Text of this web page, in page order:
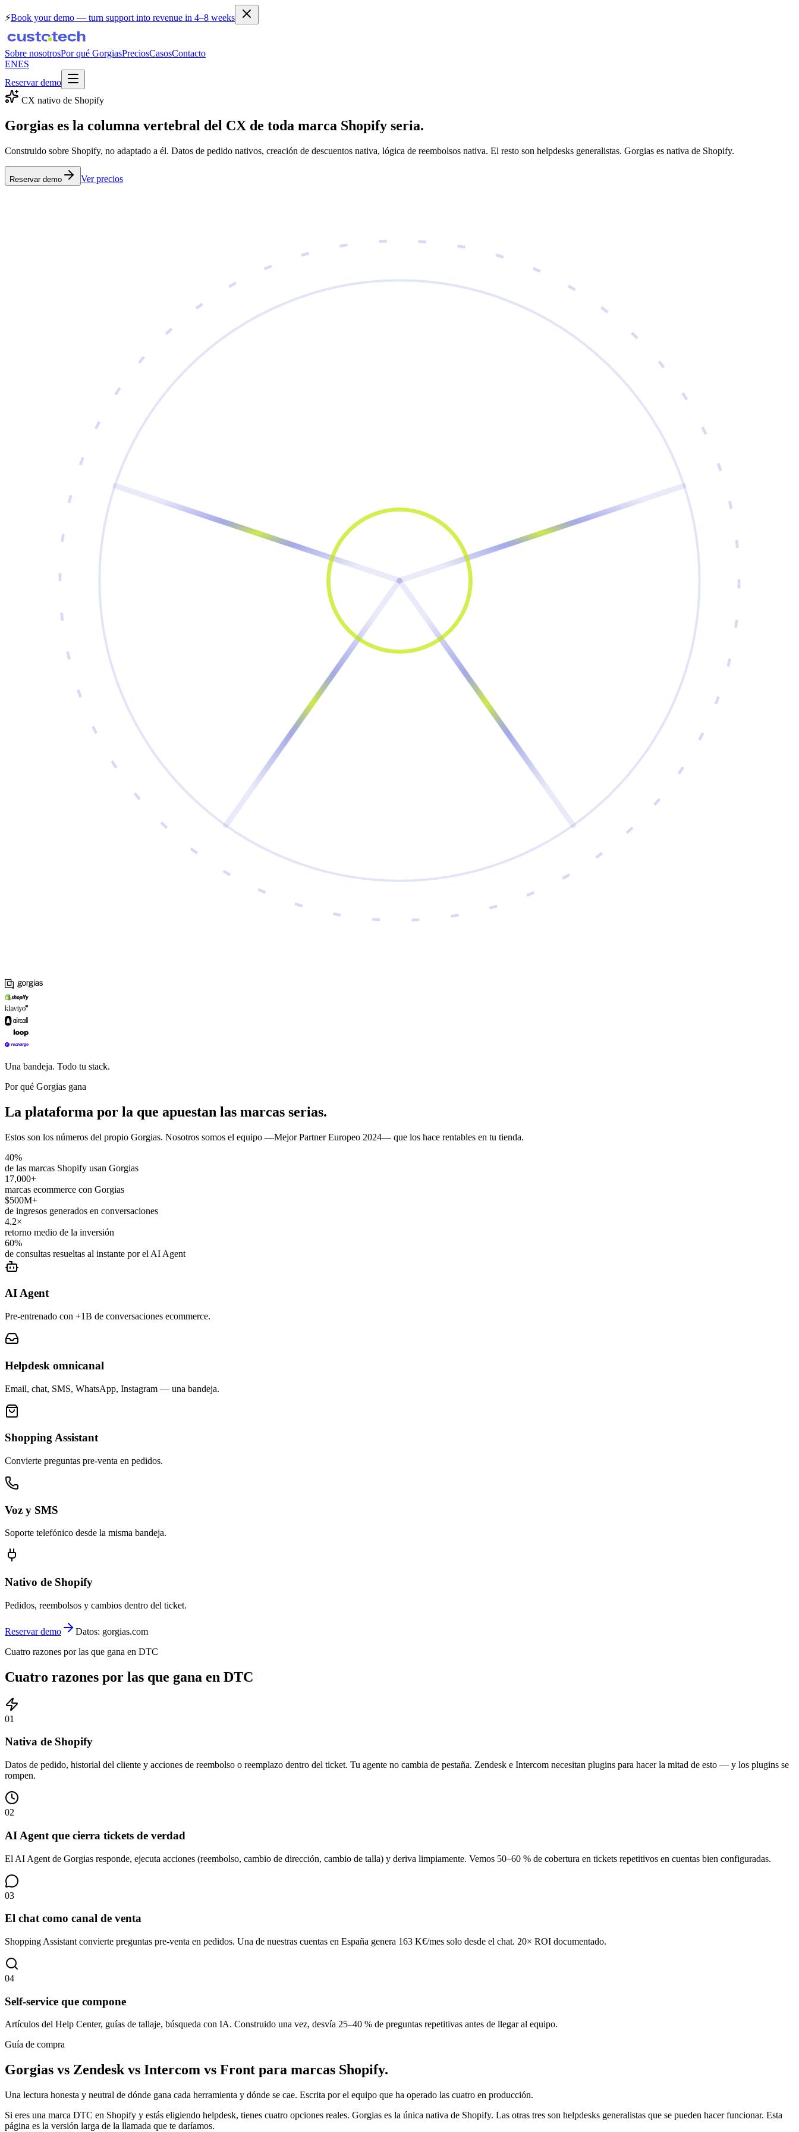
⚡Book your demo — turn support into revenue in 4–8 weeks
Sobre nosotrosPor qué GorgiasPreciosCasosContacto
ENES
Reservar demo
CX nativo de Shopify
Gorgias es la columna vertebral del CX de toda marca Shopify seria.
Construido sobre Shopify, no adaptado a él. Datos de pedido nativos, creación de descuentos nativa, lógica de reembolsos nativa. El resto son helpdesks generalistas. Gorgias es nativa de Shopify.
Reservar demo Ver precios
Una bandeja. Todo tu stack.
Por qué Gorgias gana
La plataforma por la que apuestan las marcas serias.
Estos son los números del propio Gorgias. Nosotros somos el equipo —Mejor Partner Europeo 2024— que los hace rentables en tu tienda.
40%
de las marcas Shopify usan Gorgias
17,000+
marcas ecommerce con Gorgias
$500M+
de ingresos generados en conversaciones
4.2×
retorno medio de la inversión
60%
de consultas resueltas al instante por el AI Agent
AI Agent
Pre-entrenado con +1B de conversaciones ecommerce.
Helpdesk omnicanal
Email, chat, SMS, WhatsApp, Instagram — una bandeja.
Shopping Assistant
Convierte preguntas pre-venta en pedidos.
Voz y SMS
Soporte telefónico desde la misma bandeja.
Nativo de Shopify
Pedidos, reembolsos y cambios dentro del ticket.
Reservar demo
Datos: gorgias.com
Cuatro razones por las que gana en DTC
Cuatro razones por las que gana en DTC
01
Nativa de Shopify
Datos de pedido, historial del cliente y acciones de reembolso o reemplazo dentro del ticket. Tu agente no cambia de pestaña. Zendesk e Intercom necesitan plugins para hacer la mitad de esto — y los plugins se
rompen.
02
AI Agent que cierra tickets de verdad
El AI Agent de Gorgias responde, ejecuta acciones (reembolso, cambio de dirección, cambio de talla) y deriva limpiamente. Vemos 50–60 % de cobertura en tickets repetitivos en cuentas bien configuradas.
03
El chat como canal de venta
Shopping Assistant convierte preguntas pre-venta en pedidos. Una de nuestras cuentas en España genera 163 K€/mes solo desde el chat. 20× ROI documentado.
04
Self-service que compone
Artículos del Help Center, guías de tallaje, búsqueda con IA. Construido una vez, desvía 25–40 % de preguntas repetitivas antes de llegar al equipo.
Guía de compra
Gorgias vs Zendesk vs Intercom vs Front para marcas Shopify.
Una lectura honesta y neutral de dónde gana cada herramienta y dónde se cae. Escrita por el equipo que ha operado las cuatro en producción.
Si eres una marca DTC en Shopify y estás eligiendo helpdesk, tienes cuatro opciones reales. Gorgias es la única nativa de Shopify. Las otras tres son helpdesks generalistas que se pueden hacer funcionar. Esta
página es la versión larga de la llamada que te daríamos.